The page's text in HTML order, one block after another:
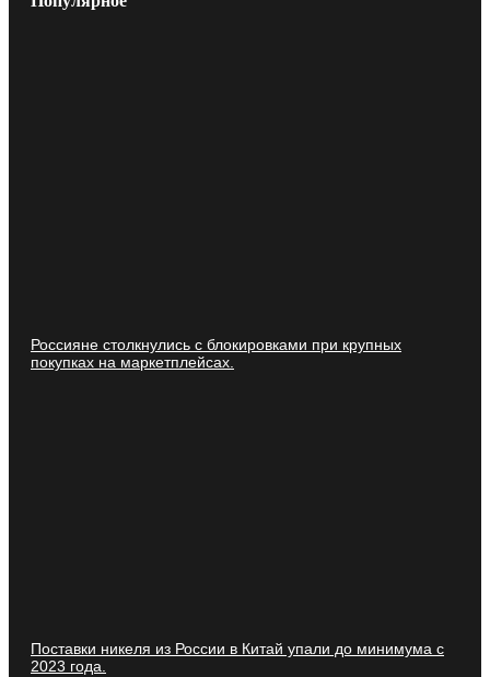
Россияне столкнулись с блокировками при крупных
покупках на маркетплейсах.
Поставки никеля из России в Китай упали до минимума с
2023 года.